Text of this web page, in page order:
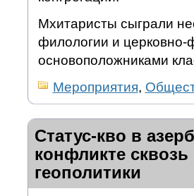
Мхитаристы сыграли
филологии и церковно-
основоположниками
Мероприятия,
Статус-кво в
конфликте
геополитики